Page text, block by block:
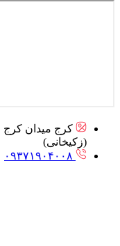
کرج میدان کرج
(زکیخانی)
۰۹۳۷۱۹۰۴۰۰۸